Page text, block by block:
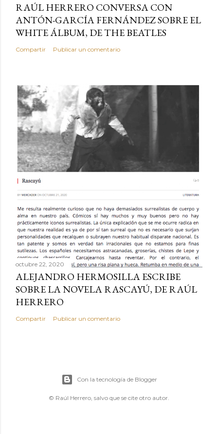
RAÚL HERRERO CONVERSA CON
ANTÓN-GARCÍA FERNÁNDEZ SOBRE EL
WHITE ÁLBUM, DE THE BEATLES
Compartir Publicar un comentario
octubre 22, 2020
ALEJANDRO HERMOSILLA ESCRIBE
SOBRE LA NOVELA RASCAYÚ, DE RAÚL
HERRERO
Compartir Publicar un comentario
Con la tecnología de Blogger
© Raúl Herrero, salvo que se cite otro autor.